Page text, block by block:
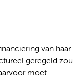
van haar
geregeld zou
moet